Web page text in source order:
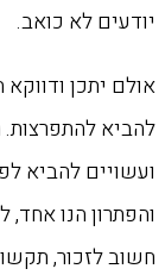
יודעים לא כואב.
אולם יתכן
להביא
ועשויים להביא
והפתרון הנו
חשוב לזכור,